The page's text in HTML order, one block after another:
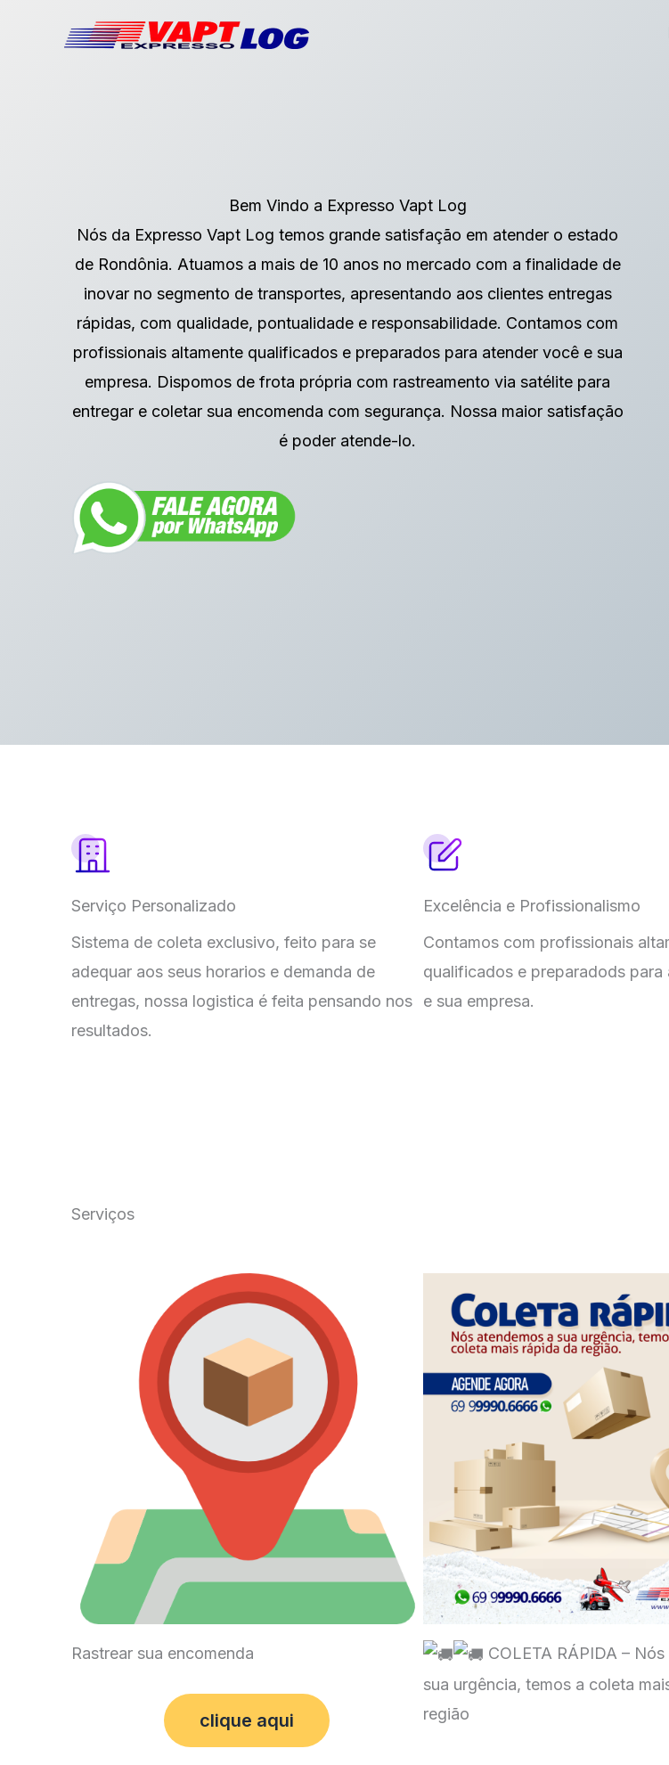
Bem Vindo a Expresso Vapt Log
Nós da Expresso Vapt Log temos grande satisfação em atender o estado
de Rondônia. Atuamos a mais de 10 anos no mercado com a finalidade de
inovar no segmento de transportes, apresentando aos clientes entregas
rápidas, com qualidade, pontualidade e responsabilidade. Contamos com
profissionais altamente qualificados e preparados para atender você e sua
empresa. Dispomos de frota própria com rastreamento via satélite para
entregar e coletar sua encomenda com segurança. Nossa maior satisfação
é poder atende-lo.
Serviço Personalizado
Sistema de coleta exclusivo, feito para se
adequar aos seus horarios e demanda de
entregas, nossa logistica é feita pensando nos
resultados.
Excelência e Profissionalismo
Contamos com profissionais
qualificados e preparadods para
e sua empresa.
Serviços
Rastrear sua encomenda
clique aqui
COLETA RÁPIDA –
sua urgência, temos a coleta
região